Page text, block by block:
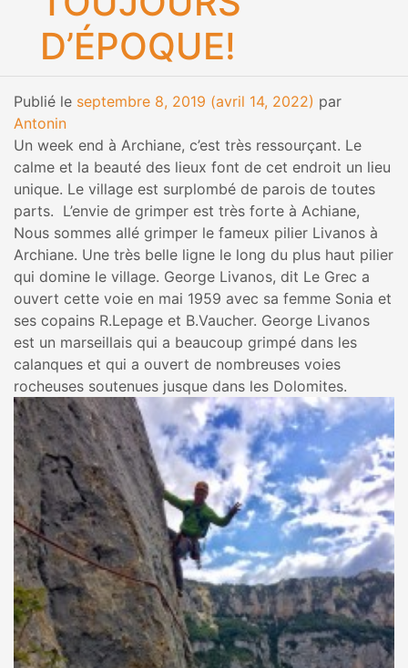
D’ÉPOQUE!
Publié le septembre 8, 2019 (avril 14, 2022) par
Antonin
Un week end à Archiane, c’est très ressourçant. Le
calme et la beauté des lieux font de cet endroit un lieu
unique. Le village est surplombé de parois de toutes
parts. L’envie de grimper est très forte à Achiane,
Nous sommes allé grimper le fameux pilier Livanos à
Archiane. Une très belle ligne le long du plus haut pilier
qui domine le village. George Livanos, dit Le Grec a
ouvert cette voie en mai 1959 avec sa femme Sonia et
ses copains R.Lepage et B.Vaucher. George Livanos
est un marseillais qui a beaucoup grimpé dans les
calanques et qui a ouvert de nombreuses voies
rocheuses soutenues jusque dans les Dolomites.